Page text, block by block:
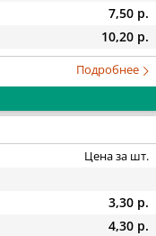
7,50 р.
10,20 р.
Подробнее
Цена за шт.
3,30 р.
4,30 р.